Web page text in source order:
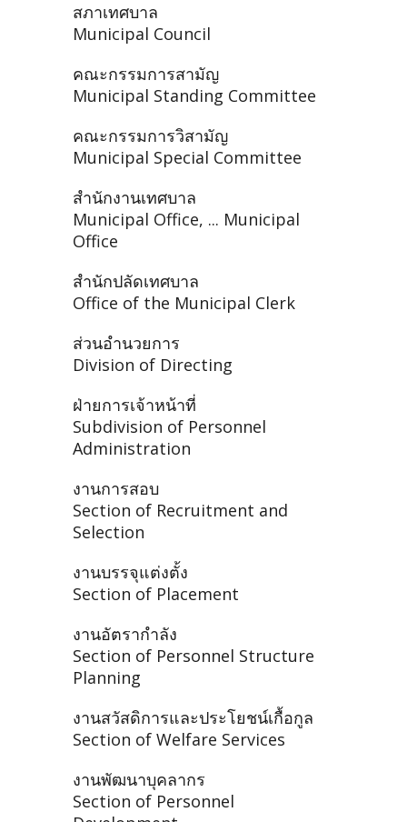
สภาเทศบาล
Municipal Council
คณะกรรมการสามัญ
Municipal Standing Committee
คณะกรรมการวิสามัญ
Municipal Special Committee
สำนักงานเทศบาล
Municipal Office, ... Municipal
Office
สำนักปลัดเทศบาล
Office of the Municipal Clerk
ส่วนอำนวยการ
Division of Directing
ฝ่ายการเจ้าหน้าที่
Subdivision of Personnel
Administration
งานการสอบ
Section of Recruitment and
Selection
งานบรรจุแต่งตั้ง
Section of Placement
งานอัตรากำลัง
Section of Personnel Structure
Planning
งานสวัสดิการและประโยชน์เกื้อกูล
Section of Welfare Services
งานพัฒนาบุคลากร
Section of Personnel